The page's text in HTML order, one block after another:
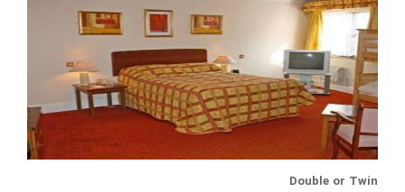
Double or Twin